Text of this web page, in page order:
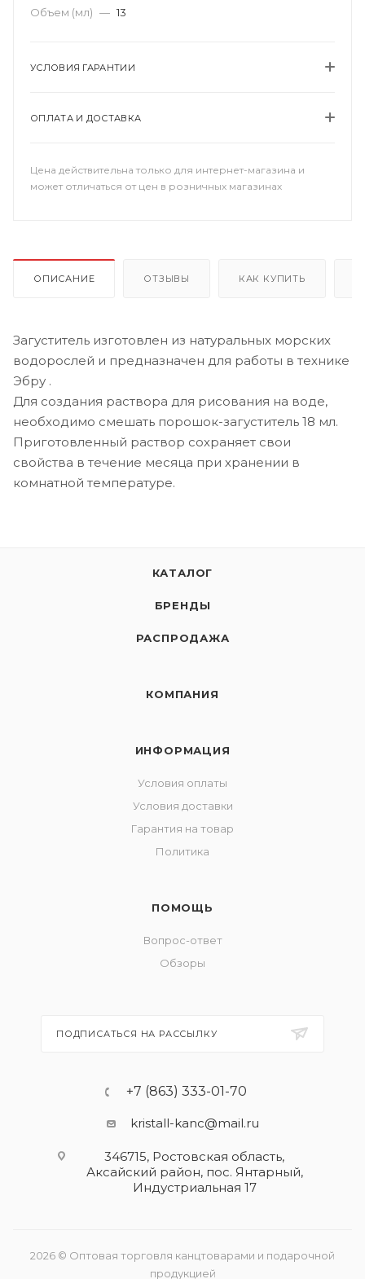
Объем (мл) — 13
УСЛОВИЯ ГАРАНТИИ
ОПЛАТА И ДОСТАВКА
Цена действительна только для интернет-магазина и
может отличаться от цен в розничных магазинах
ОПИСАНИЕ ОТЗЫВЫ КАК КУПИТЬ
Загуститель изготовлен из натуральных морских
водорослей и предназначен для работы в технике
Эбру .
Для создания раствора для рисования на воде,
необходимо смешать порошок-загуститель 18 мл.
Приготовленный раствор сохраняет свои
свойства в течение месяца при хранении в
комнатной температуре.
КАТАЛОГ
БРЕНДЫ
РАСПРОДАЖА
КОМПАНИЯ
ИНФОРМАЦИЯ
Условия оплаты
Условия доставки
Гарантия на товар
Политика
ПОМОЩЬ
Вопрос-ответ
Обзоры
ПОДПИСАТЬСЯ НА РАССЫЛКУ
+7 (863) 333-01-70
kristall-kanc@mail.ru
346715, Ростовская область​,
Аксайский район, пос. Янтарный,
Индустриальная 17
2026 © Оптовая торговля канцтоварами и подарочной
продукцией